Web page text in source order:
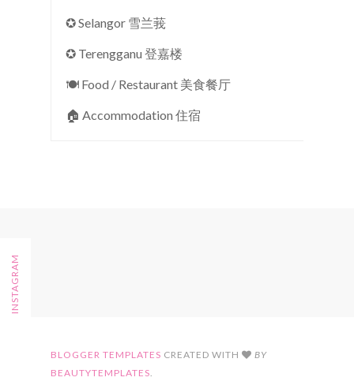
✪ Selangor 雪兰莪
✪ Terengganu 登嘉楼
🍽 Food / Restaurant 美食餐厅
🏠︎ Accommodation 住宿
FOLLOW ON INSTAGRAM BLOGGER TEMPLATES CREATED WITH
BY
BEAUTYTEMPLATES